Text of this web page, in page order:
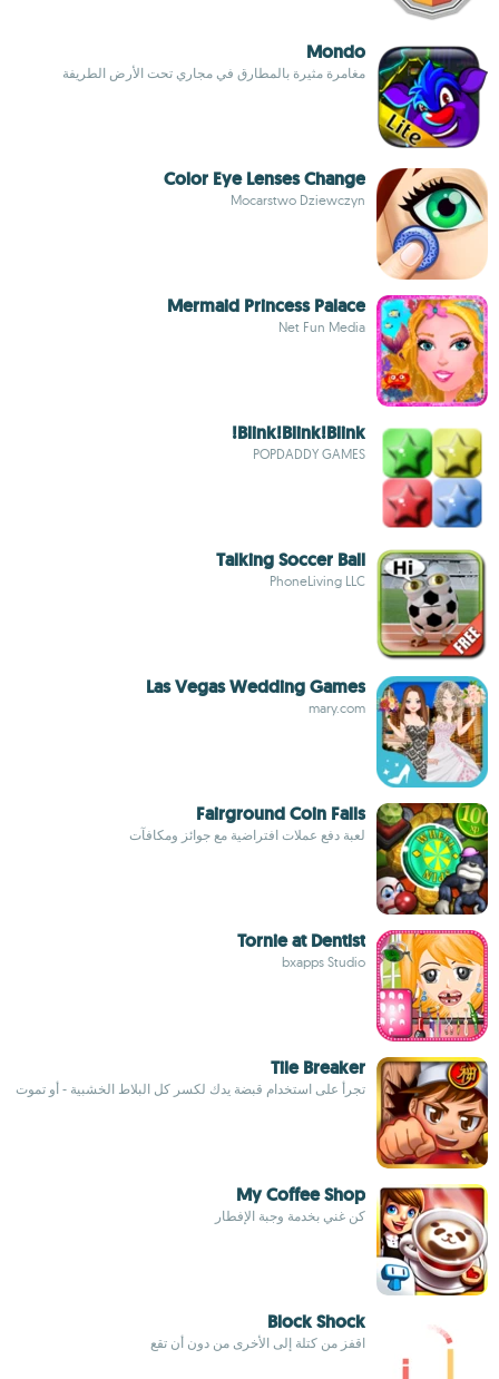
Mondo
مغامرة مثيرة بالمطارق في مجاري تحت الأرض الطريفة
Color Eye Lenses Change
Mocarstwo Dziewczyn
Mermaid Princess Palace
Net Fun Media
Blink!Blink!Blink!
POPDADDY GAMES
Talking Soccer Ball
PhoneLiving LLC
Las Vegas Wedding Games
mary.com
Fairground Coin Falls
لعبة دفع عملات افتراضية مع جوائز ومكافآت
Tornie at Dentist
bxapps Studio
Tile Breaker
تجرأ على استخدام قبضة يدك لكسر كل البلاط الخشبية - أو تموت
My Coffee Shop
كن غني بخدمة وجبة الإفطار
Block Shock
اقفز من كتلة إلى الأخرى من دون أن تقع